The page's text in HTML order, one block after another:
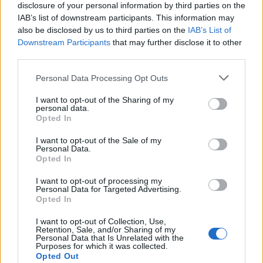
disclosure of your personal information by third parties on the
IAB’s list of downstream participants. This information may
also be disclosed by us to third parties on the IAB’s List of
Downstream Participants that may further disclose it to other
Personal Data Processing Opt Outs
I want to opt-out of the Sharing of my
personal data.
Opted In
I want to opt-out of the Sale of my
Personal Data.
Opted In
I want to opt-out of processing my
Personal Data for Targeted Advertising.
Opted In
I want to opt-out of Collection, Use,
Retention, Sale, and/or Sharing of my
Personal Data that Is Unrelated with the
Purposes for which it was collected.
Opted Out
Riepilogo stagione
Entrato
0 - 0
Scarica riepilogo
stagionale
Scarica